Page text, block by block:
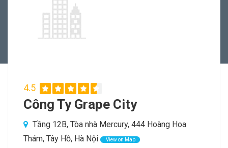
4.5
Công Ty Grape City
Tầng 12B, Tòa nhà Mercury, 444 Hoàng Hoa
Thám, Tây Hồ, Hà Nội
View on Map